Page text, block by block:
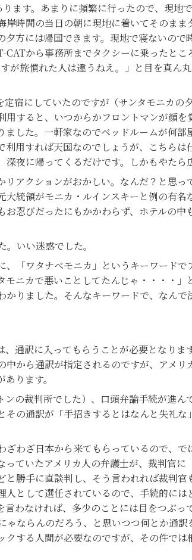
ます。あまりに頻繁に行ったので、現地
時間の当日の朝に現地に着いてそのま
方には帰国できます。現地で寝ないの
から事務所までタクシーに乗ったと
が旅慣れた人は違うねえ。」と目を真ん
宿にしていたのですが（サンタモニカの
すると、いつからかフロントマンが顔
した。一軒家なのでベッドルームが何
用すれば天国なのでしょうが、こちら
夜に帰ってくるだけです。しかもやたら
アクションがおかしい。なんだ？と思っ
統領がモニカ・ルインスキーと例の有
忍びだったにもかかわらず、ホテルの
いい迷惑でした。
「ワタナベモニカ」というキーワード
ニカで悪いことしてたんじゃ・・・・
りました。そんなキーワードで、なん
通訳に入ってもらうことが必要となりま
から通訳が指定されるのですが、アメ
ります。
の裁判所でした）、口頭弁論手続が進
の通訳が「手招きするとはなんと失礼
わざ日本から来てもらっているので、で
ていたアメリカ人の弁護士が、裁判官
勝手に直談判し、そう言われれば裁判
として選任されているので、手続的に
わなければ、多少のことには目をつぶ
ならんのだろう、と思いつつ何とか通
する人間が必要なのですが、その件で